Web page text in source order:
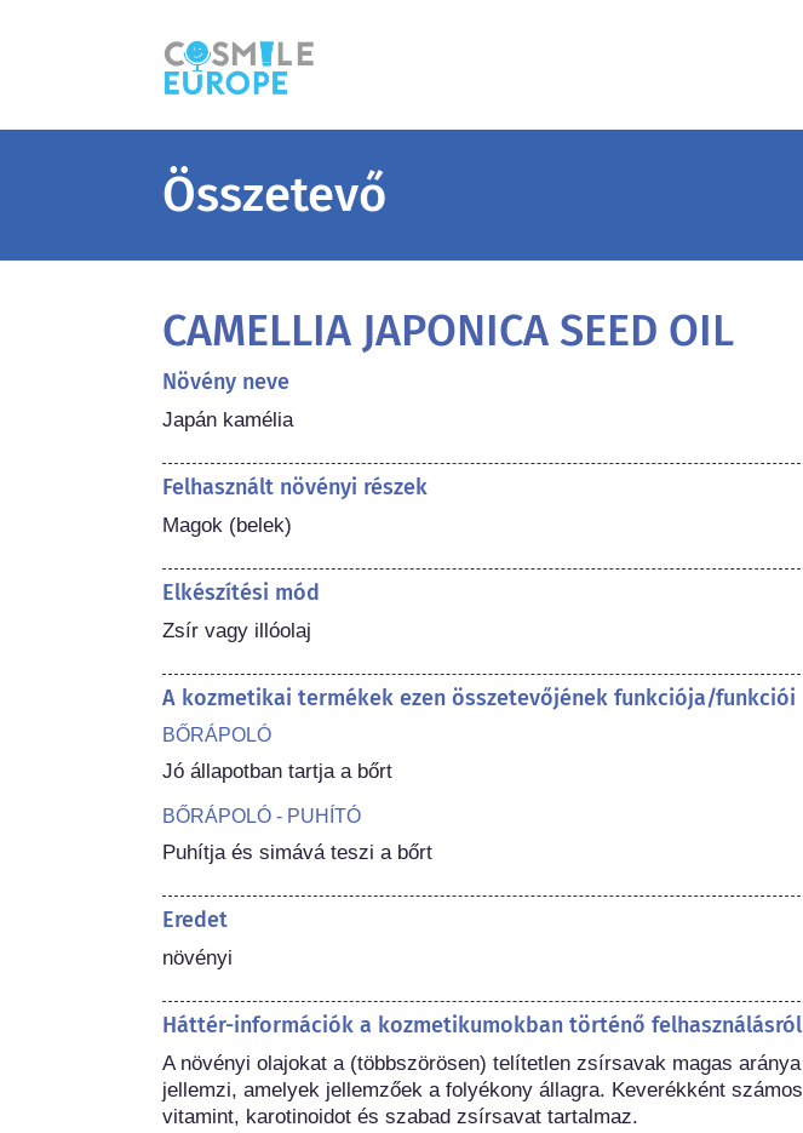
Összetevő
CAMELLIA JAPONICA SEED OIL
Növény neve
Japán kamélia
Felhasznált növényi részek
Magok (belek)
Elkészítési mód
Zsír vagy illóolaj
A kozmetikai termékek ezen összetevőjének funkciója/funkciói
BŐRÁPOLÓ
Jó állapotban tartja a bőrt
BŐRÁPOLÓ - PUHÍTÓ
Puhítja és simává teszi a bőrt
Eredet
növényi
Háttér-információk a kozmetikumokban történő felhasználásról
A növényi olajokat a (többszörösen) telítetlen zsírsavak magas aránya
jellemzi, amelyek jellemzőek a folyékony állagra. Keverékként számos
vitamint, karotinoidot és szabad zsírsavat tartalmaz.